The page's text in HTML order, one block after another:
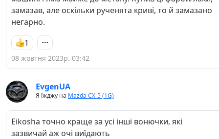
замазав, але оскільки рученята криві, то й замазано
негарно.
1
08 жовтня 2023р. 03:42
EvgenUA
Я їжджу на Mazda CX-5 (1G)
Eikosha точно краще за усі інші вонючки, які
зазвичай аж очі виїдають